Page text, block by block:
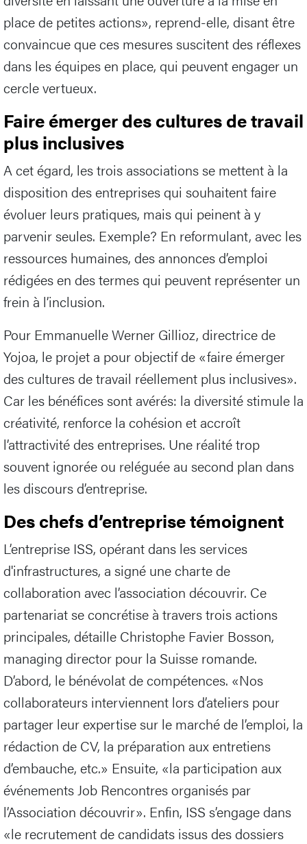
place de petites actions», reprend-elle, disant être
convaincue que ces mesures suscitent des réflexes
dans les équipes en place, qui peuvent engager un
cercle vertueux.
Faire émerger des cultures de travail
plus inclusives
A cet égard, les trois associations se mettent à la
disposition des entreprises qui souhaitent faire
évoluer leurs pratiques, mais qui peinent à y
parvenir seules. Exemple? En reformulant, avec les
ressources humaines, des annonces d’emploi
rédigées en des termes qui peuvent représenter un
frein à l’inclusion.
Pour Emmanuelle Werner Gillioz, directrice de
Yojoa, le projet a pour objectif de «faire émerger
des cultures de travail réellement plus inclusives».
Car les bénéfices sont avérés: la diversité stimule la
créativité, renforce la cohésion et accroît
l’attractivité des entreprises. Une réalité trop
souvent ignorée ou reléguée au second plan dans
les discours d’entreprise.
Des chefs d’entreprise témoignent
L’entreprise ISS, opérant dans les services
d'infrastructures, a signé une charte de
collaboration avec l’association découvrir. Ce
partenariat se concrétise à travers trois actions
principales, détaille Christophe Favier Bosson,
managing director pour la Suisse romande.
D’abord, le bénévolat de compétences. «Nos
collaborateurs interviennent lors d’ateliers pour
partager leur expertise sur le marché de l’emploi, la
rédaction de CV, la préparation aux entretiens
d’embauche, etc.» Ensuite, «la participation aux
événements Job Rencontres organisés par
l’Association découvrir». Enfin, ISS s’engage dans
«le recrutement de candidats issus des dossiers